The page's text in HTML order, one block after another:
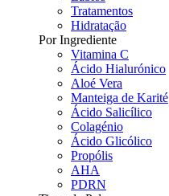
Tratamentos
Hidratação
Por Ingrediente
Vitamina C
Ácido Hialurónico
Aloé Vera
Manteiga de Karité
Ácido Salicílico
Colagénio
Ácido Glicólico
Propólis
AHA
PDRN